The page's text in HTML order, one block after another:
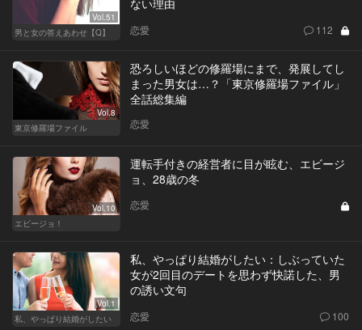
Vol.51
男と女の答えあわせ【Q】
恋愛 112
Vol.8
東京修羅場ファイル
恐ろしいほどの修羅場にまで、発展してし
まった男女は…？「東京修羅場ファイル」
全話総集編
恋愛
Vol.10
エビージョ！
運転手付きの経営者に目が眩む、エビージ
ョ、28歳の冬
恋愛
Vol.1
私、やっぱり結婚がしたい
私、やっぱり結婚がしたい：しぶっていた
女が2回目のデートを思わず快諾した、男
の誘い文句
恋愛 100